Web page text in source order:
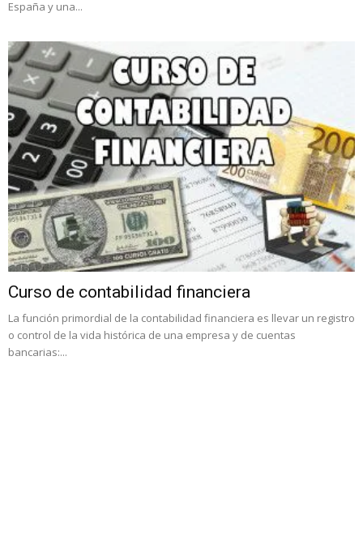
España y una...
Curso de contabilidad financiera
La función primordial de la contabilidad financiera es llevar un registro
o control de la vida histórica de una empresa y de cuentas
bancarias:...